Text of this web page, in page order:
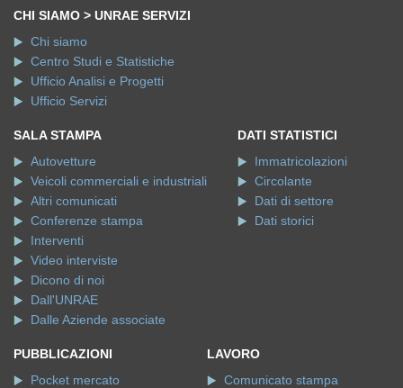
CHI SIAMO > UNRAE SERVIZI
Chi siamo
Centro Studi e Statistiche
Ufficio Analisi e Progetti
Ufficio Servizi
SALA STAMPA
Autovetture
Veicoli commerciali e industriali
Altri comunicati
Conferenze stampa
Interventi
Video interviste
Dicono di noi
Dall'UNRAE
Dalle Aziende associate
DATI STATISTICI
Immatricolazioni
Circolante
Dati di settore
Dati storici
PUBBLICAZIONI
Pocket mercato
LAVORO
Comunicato stampa